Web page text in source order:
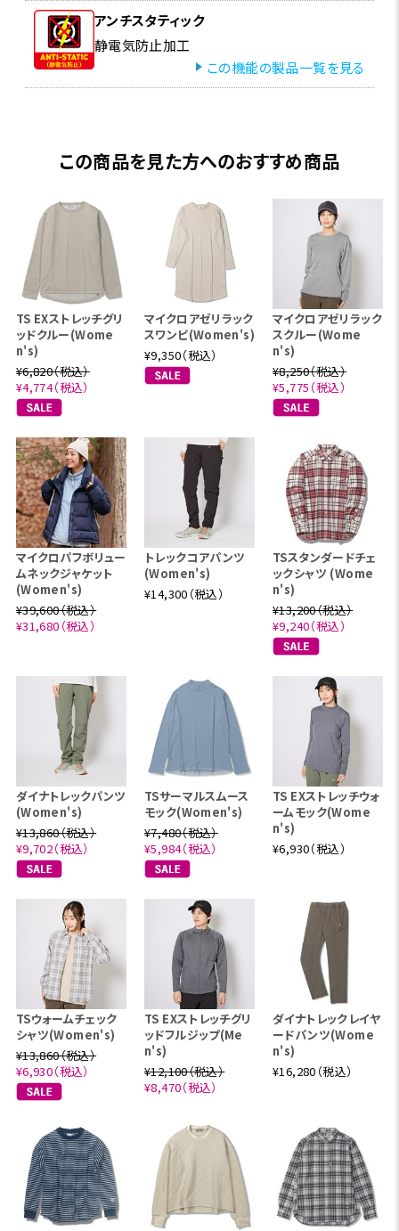
アンチスタティック
静電気防止加工
この機能の製品一覧を見る
この商品を見た方へのおすすめ商品
TS EXストレッチグリ
ッドクルー(Wome
n's)
¥6,820（税込）
¥4,774（税込）
マイクロアゼリラック
スワンピ(Women's)
¥9,350（税込）
マイクロアゼリラック
スクルー(Wome
n's)
¥8,250（税込）
¥5,775（税込）
マイクロパフボリュー
ムネックジャケット
(Women's)
¥39,600（税込）
¥31,680（税込）
トレックコアパンツ
(Women's)
¥14,300（税込）
TSスタンダードチェ
ックシャツ (Wome
n's)
¥13,200（税込）
¥9,240（税込）
ダイナトレックパンツ
(Women's)
¥13,860（税込）
¥9,702（税込）
TSサーマルスムース
モック(Women's)
¥7,480（税込）
¥5,984（税込）
TS EXストレッチウォ
ームモック(Wome
n's)
¥6,930（税込）
TSウォームチェック
シャツ(Women's)
¥13,860（税込）
¥6,930（税込）
TS EXストレッチグリ
ッドフルジップ(Me
n's)
¥12,100（税込）
¥8,470（税込）
ダイナトレックレイヤ
ードパンツ(Wome
n's)
¥16,280（税込）